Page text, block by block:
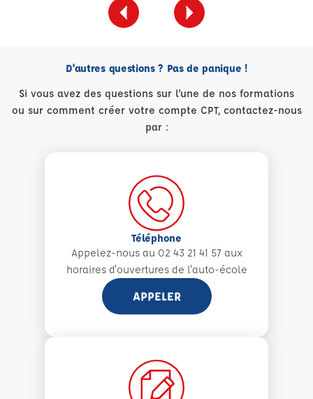
D'autres questions ? Pas de panique !
Si vous avez des questions sur l'une de nos formations
ou sur comment créer votre compte CPT, contactez-nous
par :
Téléphone
Appelez-nous au 02 43 21 41 57 aux
horaires d'ouvertures de l'auto-école
APPELER